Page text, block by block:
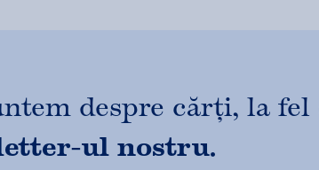
despre cărți, la fel
ul nostru.